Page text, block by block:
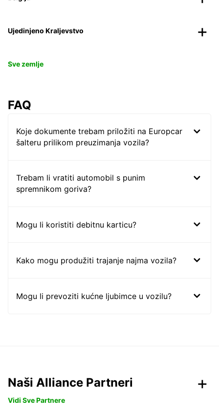
Ujedinjeno Kraljevstvo
Sve zemlje
FAQ
Koje dokumente trebam priložiti na Europcar
šalteru prilikom preuzimanja vozila?
Trebam li vratiti automobil s punim
spremnikom goriva?
Mogu li koristiti debitnu karticu?
Kako mogu produžiti trajanje najma vozila?
Mogu li prevoziti kućne ljubimce u vozilu?
Naši Alliance Partneri
Vidi Sve Partnere